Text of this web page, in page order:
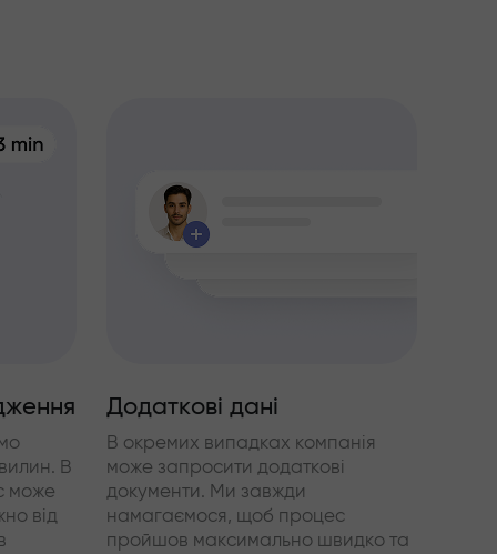
В
може
від
Додаткові дані
В окремих випадках компанія
може запросити додаткові
документи. Ми завжди
намагаємося, щоб процес
пройшов максимально швидко та